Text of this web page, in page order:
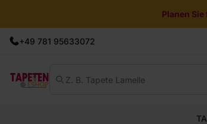
Planen
+49 781 95633072